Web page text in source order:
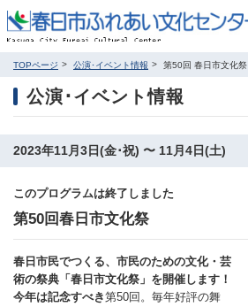
TOPページ 公演･イベント情報 第50回 春日市文化祭
公演･イベント情報
2023年11月3日(金･祝) 〜 11月4日(土)
このプログラムは終了しました
第50回春日市文化祭
春日市民でつくる、市民のための文化・芸
術の祭典「春日市文化祭」を開催します！
今年は記念すべき第50回。毎年好評の舞